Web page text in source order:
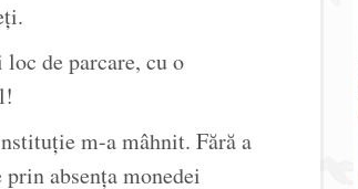
de parcare, cu o
m-a mâhnit. Fără a
absența monedei